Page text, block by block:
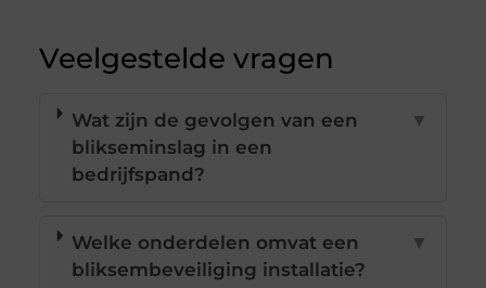
Veelgestelde vragen
Wat zijn de gevolgen van een
blikseminslag in een
bedrijfspand?
▼
Welke onderdelen omvat een
bliksembeveiliging installatie?
▼